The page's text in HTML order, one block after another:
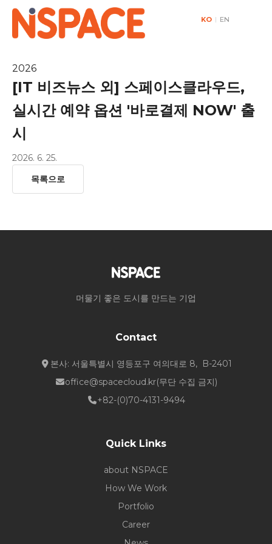
KO | EN
2026
[IT 비즈뉴스 외] 스페이스클라우드,
실시간 예약 옵션 '바로결제 NOW' 출
시
2026. 6. 25.
목록으로
머물기 좋은 도시를 만드는 기업
Contact
본사: 서울특별시 영등포구 여의대로 8, B-2401
office@spacecloud.kr(무단 수집 금지)
+82-(0)70-4131-9494
Quick Links
about NSPACE
How We Work
Portfolio
Career